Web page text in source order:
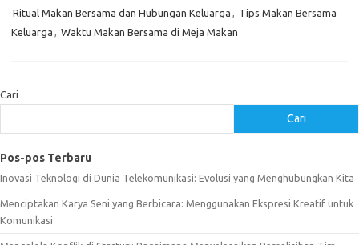
Ritual Makan Bersama dan Hubungan Keluarga , Tips Makan Bersama
Keluarga , Waktu Makan Bersama di Meja Makan
Cari
Cari
Pos-pos Terbaru
Inovasi Teknologi di Dunia Telekomunikasi: Evolusi yang Menghubungkan Kita
Menciptakan Karya Seni yang Berbicara: Menggunakan Ekspresi Kreatif untuk
Komunikasi